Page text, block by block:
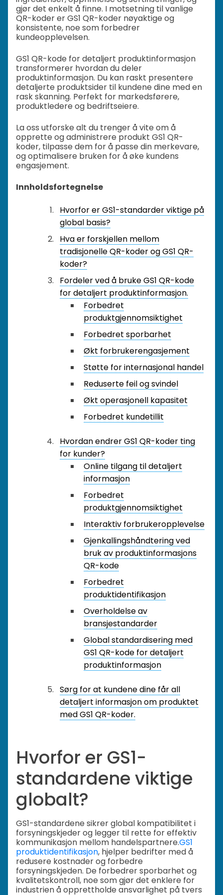
gjør det enkelt å finne. I motsetning til vanlige
QR-koder er GS1 QR-koder nøyaktige og
konsistente, noe som forbedrer
kundeopplevelsen.
GS1 QR-kode for detaljert produktinformasjon
transformerer hvordan du deler
produktinformasjon. Du kan raskt presentere
detaljerte produktsider til kundene dine med en
rask skanning. Perfekt for markedsførere,
produktledere og bedriftseiere.
La oss utforske alt du trenger å vite om å
opprette og administrere produkt GS1 QR-
koder, tilpasse dem for å passe din merkevare,
og optimalisere bruken for å øke kundens
engasjement.
Innholdsfortegnelse
Hvorfor er GS1-standarder viktige på
global basis?
Hva er forskjellen mellom
tradisjonelle QR-koder og GS1 QR-
koder?
Fordeler ved å bruke GS1 QR-kode
for detaljert produktinformasjon.
Forbedret
produktgjennomsiktighet
Forbedret sporbarhet
Økt forbrukerengasjement
Støtte for internasjonal handel
Reduserte feil og svindel
Økt operasjonell kapasitet
Forbedret kundetillit
Hvordan endrer GS1 QR-koder ting
for kunder?
Online tilgang til detaljert
informasjon
Forbedret
produktgjennomsiktighet
Interaktiv forbrukeropplevelse
Gjenkallingshåndtering ved
bruk av produktinformasjons
QR-kode
Forbedret
produktidentifikasjon
Overholdelse av
bransjestandarder
Global standardisering med
GS1 QR-kode for detaljert
produktinformasjon
Sørg for at kundene dine får all
detaljert informasjon om produktet
med GS1 QR-koder.
Hvorfor er GS1-
standardene viktige
globalt?
GS1-standardene sikrer global kompatibilitet i
forsyningskjeder og legger til rette for effektiv
kommunikasjon mellom handelspartnere.GS1
produktidentifikasjon, hjelper bedrifter med å
redusere kostnader og forbedre
forsyningskjeden. De forbedrer sporbarhet og
kvalitetskontroll, noe som gjør det enklere for
industrien å opprettholde ansvarlighet på tvers